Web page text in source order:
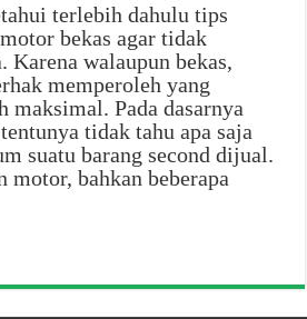
terlebih dahulu tips
bekas agar tidak
Karena walaupun bekas,
memperoleh yang
maksimal. Pada dasarnya
tidak tahu apa saja
suatu barang second dijual.
motor, bahkan beberapa